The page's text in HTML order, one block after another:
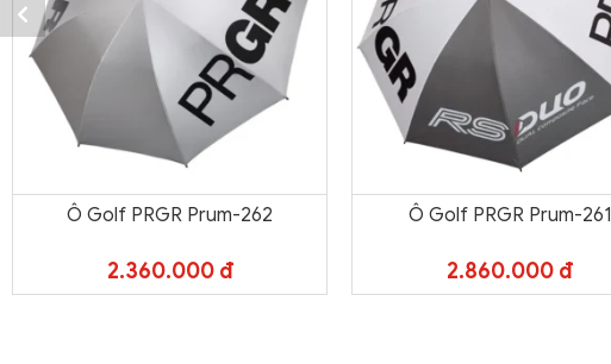
Ô Golf PRGR Prum-262
2.360.000 đ
Ô Golf PRGR Prum-261
2.860.000 đ